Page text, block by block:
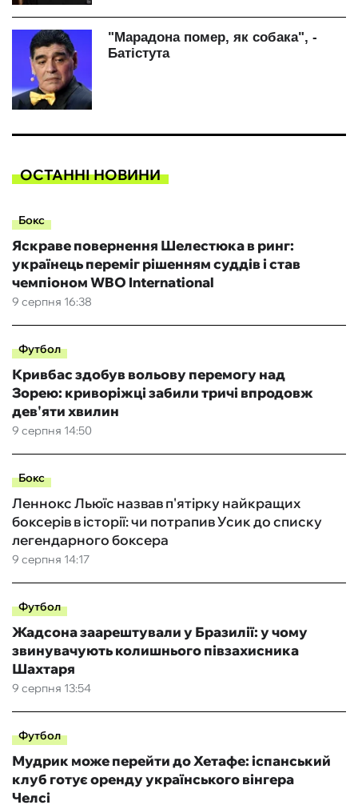
ОСТАННІ НОВИНИ
Бокс
9 серпня 16:38
Яскраве повернення Шелестюка в ринг:
українець переміг рішенням суддів і став
чемпіоном WBO International
Футбол
9 серпня 14:50
Кривбас здобув вольову перемогу над
Зорею: криворіжці забили тричі впродовж
дев'яти хвилин
Бокс
9 серпня 14:17
Леннокс Льюїс назвав п'ятірку найкращих
боксерів в історії: чи потрапив Усик до списку
легендарного боксера
Футбол
9 серпня 13:54
Жадсона заарештували у Бразилії: у чому
звинувачують колишнього півзахисника
Шахтаря
Футбол
Мудрик може перейти до Хетафе: іспанський
клуб готує оренду українського вінгера
Челсі